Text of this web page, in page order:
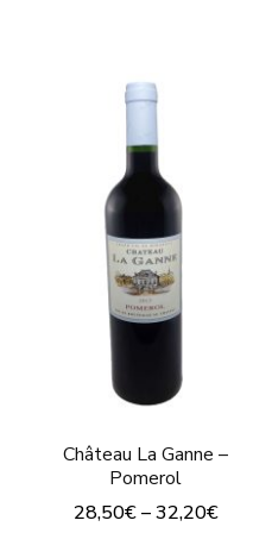
tiene
variantes.
Las
opciones
se
pueden
página
de
producto
Château La Ganne –
Pomerol
28,50€–32,20€